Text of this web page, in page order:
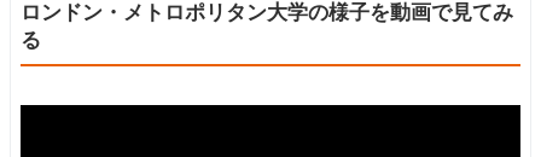
ロンドン・メトロポリタン大学の様子を動画で見てみ
る